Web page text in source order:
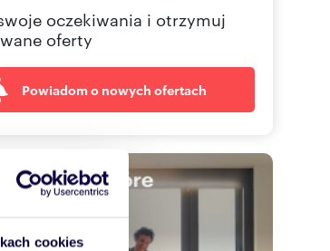
cookies
oczekiwania i otrzymuj
oferty
Powiadom o nowych ofertach